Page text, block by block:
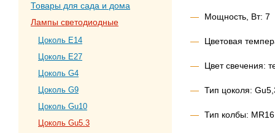
Товары для сада и дома
Лампы светодиодные
Цоколь E14
Цоколь E27
Цоколь G4
Цоколь G9
Цоколь Gu10
Цоколь Gu5.3
Мощность, Вт: 7
Цветовая
Цвет cвечения:
Тип цоколя:
Тип колбы: MR16